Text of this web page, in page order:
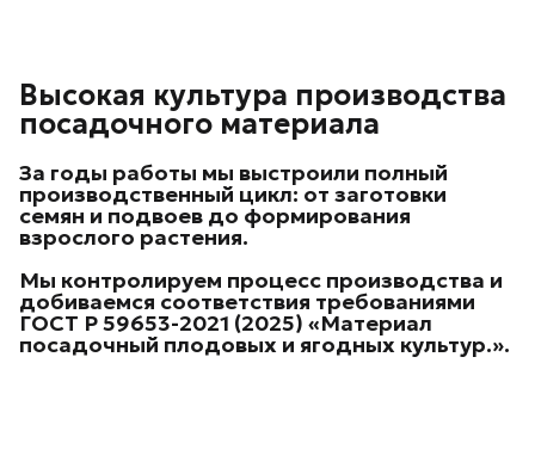
Высокая культура производства
посадочного материала
За годы работы мы выстроили полный
производственный цикл: от заготовки
семян и подвоев до формирования
взрослого растения.
Мы контролируем процесс производства и
добиваемся соответствия требованиями
ГОСТ Р 59653-2021 (2025) «Материал
посадочный плодовых и ягодных культур.».